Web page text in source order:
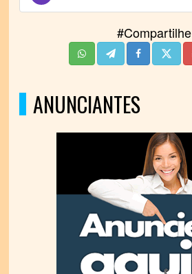
#Compartilhe
ANUNCIANTES